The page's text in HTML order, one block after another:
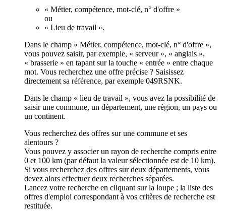
« Métier, compétence, mot-clé, n° d'offre »
ou
« Lieu de travail ».
Dans le champ « Métier, compétence, mot-clé, n° d'offre »,
vous pouvez saisir, par exemple, « serveur », « anglais »,
« brasserie » en tapant sur la touche « entrée » entre chaque
mot. Vous recherchez une offre précise ? Saisissez
directement sa référence, par exemple 049RSNK.
Dans le champ « lieu de travail », vous avez la possibilité de
saisir une commune, un département, une région, un pays ou
un continent.
Vous recherchez des offres sur une commune et ses
alentours ?
Vous pouvez y associer un rayon de recherche compris entre
0 et 100 km (par défaut la valeur sélectionnée est de 10 km).
Si vous recherchez des offres sur deux départements, vous
devez alors effectuer deux recherches séparées.
Lancez votre recherche en cliquant sur la loupe ; la liste des
offres d'emploi correspondant à vos critères de recherche est
restituée.